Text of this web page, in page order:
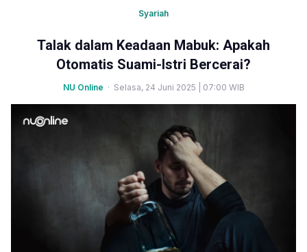
Syariah
Talak dalam Keadaan Mabuk: Apakah
Otomatis Suami-Istri Bercerai?
NU Online · Selasa, 24 Juni 2025 | 07:00 WIB